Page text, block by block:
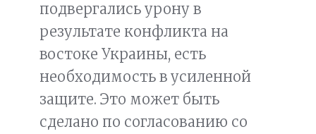
подвергались урону в
результате конфликта на
востоке Украины, есть
необходимость в усиленной
защите. Это может быть
сделано по согласованию со